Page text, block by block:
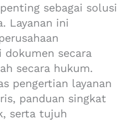
sebagai solusi
Layanan ini
dokumen secara
secara hukum.
pengertian layanan
panduan singkat
serta tujuh